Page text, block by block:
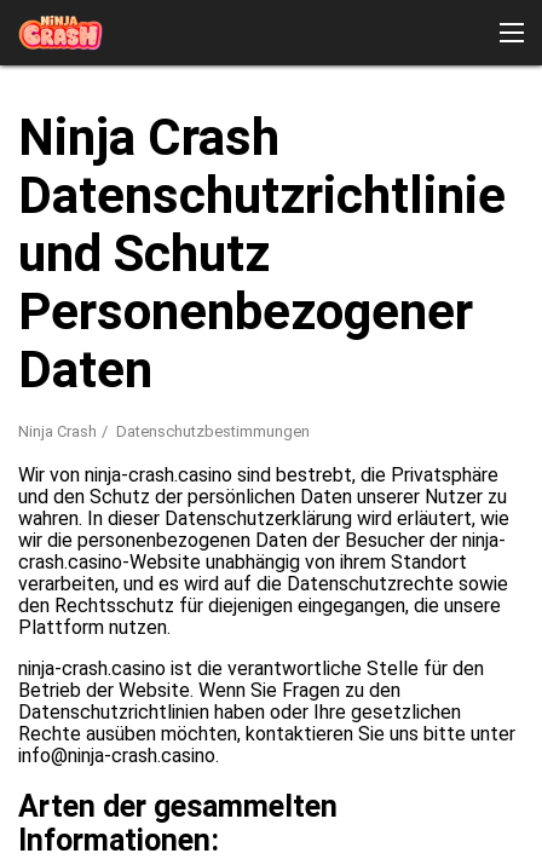
Wie man spielt
Demo
Herunterladen
Testimonials
Wo kann man Ninja Crash spielen?
Ninja Crash
Datenschutzrichtlinie
und Schutz
Personenbezogener
Daten
Ninja Crash Datenschutzbestimmungen
Wir von ninja-crash.casino sind bestrebt, die Privatsphäre
und den Schutz der persönlichen Daten unserer Nutzer zu
wahren. In dieser Datenschutzerklärung wird erläutert, wie
wir die personenbezogenen Daten der Besucher der ninja-
crash.casino-Website unabhängig von ihrem Standort
verarbeiten, und es wird auf die Datenschutzrechte sowie
den Rechtsschutz für diejenigen eingegangen, die unsere
Plattform nutzen.
ninja-crash.casino ist die verantwortliche Stelle für den
Betrieb der Website. Wenn Sie Fragen zu den
Datenschutzrichtlinien haben oder Ihre gesetzlichen
Rechte ausüben möchten, kontaktieren Sie uns bitte unter
info@ninja-crash.casino.
Arten der gesammelten
Informationen: